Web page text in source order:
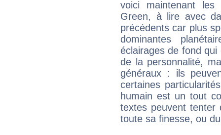
voici maintenant
Green, à lire avec
précédents car plus
dominantes
éclairages de fond
de la personnalité,
généraux : ils
certaines
humain est un tout
textes peuvent tenter
toute sa finesse, ou